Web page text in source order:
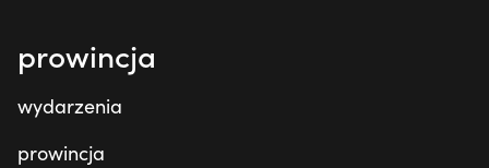
prowincja
wydarzenia
prowincja